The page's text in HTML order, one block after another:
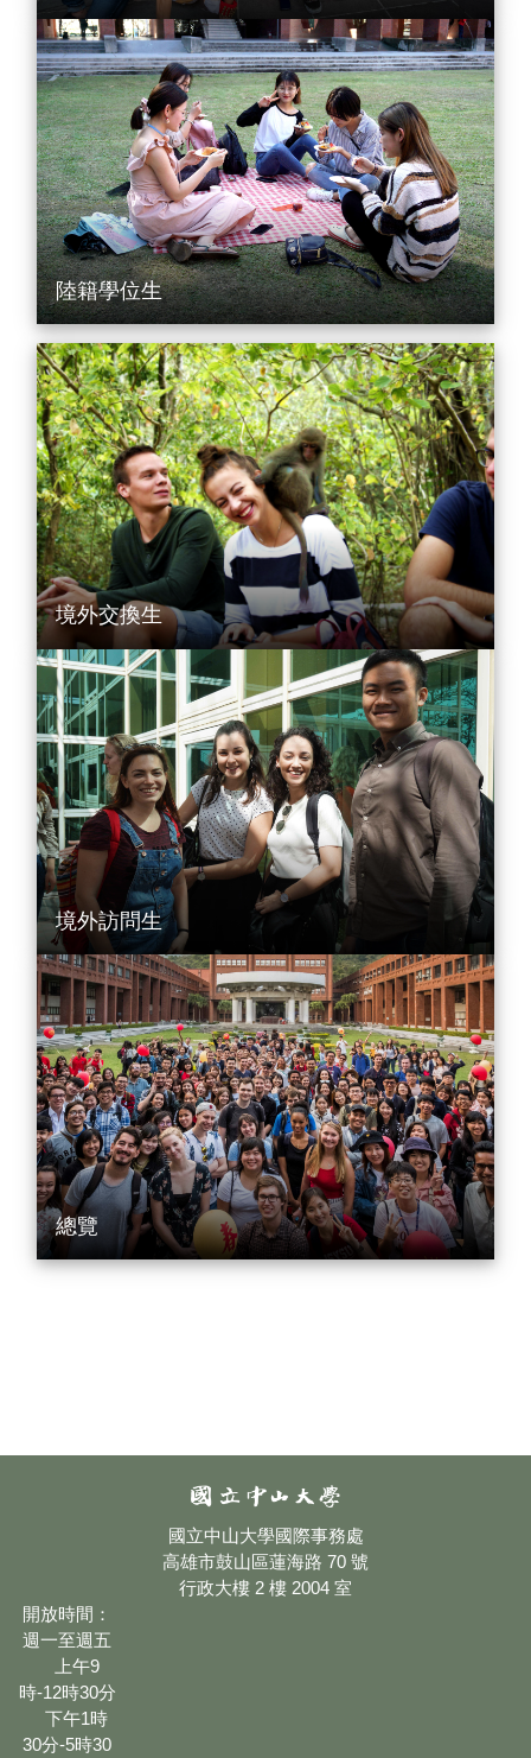
陸籍學位生
境外交換生
境外訪問生
總覽
國立中山大學國際事務處
高雄市鼓山區蓮海路 70 號
行政大樓 2 樓 2004 室
開放時間：
週一至週五
上午9
時-12時30分
下午1時
30分-5時30